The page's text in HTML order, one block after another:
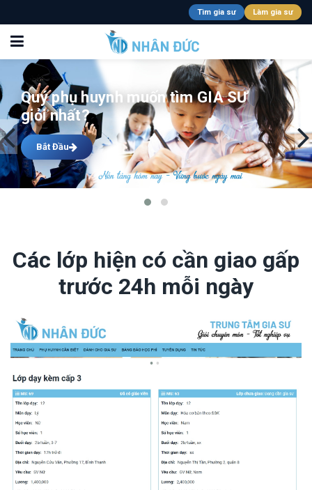
Tìm gia sư Làm gia sư
Quý phụ huynh muốn tìm GIA SƯ
giỏi nhất?
Bắt Đầu
Các lớp hiện có cần giao gấp
trước 24h mỗi ngày